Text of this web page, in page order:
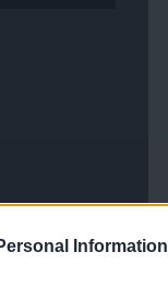
Information